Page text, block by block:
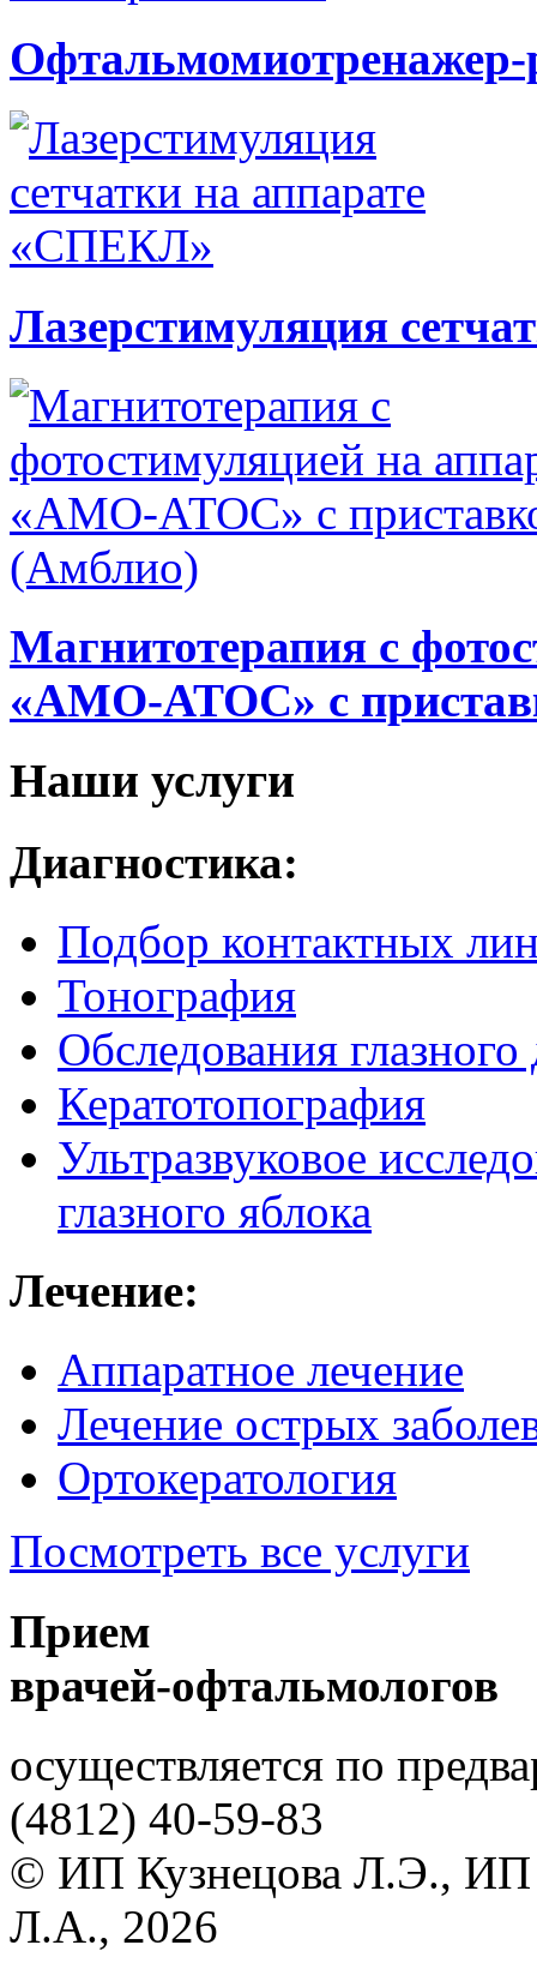
Офтальмомиотренажер-
Лазерстимуляция
Магнитотерапия с
«АМО-АТОС» с
Наши услуги
Диагностика:
Подбор контактных
Тонография
Обследования
Кератотопография
Ультразвуковое
глазного яблока
Лечение:
Аппаратное лечение
Лечение острых
Ортокератология
Посмотреть все услуги
Прием
врачей-офтальмологов
осуществляется по
(4812) 40-59-83
© ИП Кузнецова Л.Э.,
Л.А., 2026